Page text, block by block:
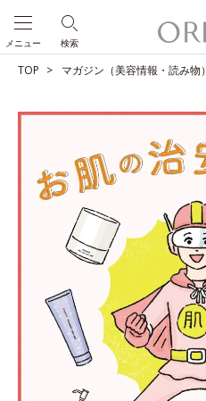
検索
メニュー
TOP マガジン（美容情報・読み物）